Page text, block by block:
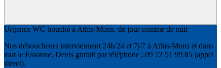
Urgence WC bouché à Athis-Mons, de jour comme de nuit
Nos déboucheurs interviennent 24h/24 et 7j/7 à Athis-Mons et dans
tout le Essonne. Devis gratuit par téléphone : 09 72 51 99 85 (appel
direct).